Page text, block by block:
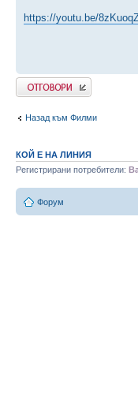
https://youtu.be/
Напиши коментар
Назад към Филми
КОЙ Е НА ЛИНИЯ
Регистрирани потребители:
Форум